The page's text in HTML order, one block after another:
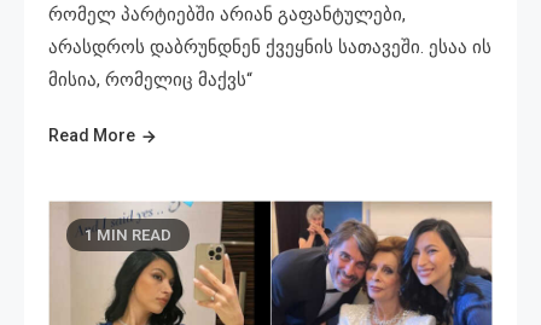
რომელ პარტიებში არიან გაფანტულები,
არასდროს დაბრუნდნენ ქვეყნის სათავეში. ესაა ის
მისია, რომელიც მაქვს“
Read More
1 MIN READ